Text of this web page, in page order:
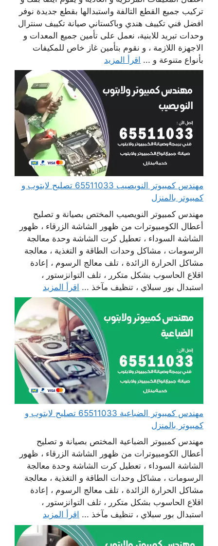
تركيب جميع القطع التالفة واستبدالها بقطع جديدة نوفر
افضل فني تكييف هندي وباكستاني صيانة تكييف سنترال
وحدات تبريد للابنية، نعمل على تأمين جميع المعدات و
الاجهزة اللازمة ، و نقوم بتأمين غاز خاص للمكيفات
بأنواع متنوعة و ... اقرأ المزيد
مهندس كمبيوتر النويصيب 65511033 تصليح لابتوب و
كمبيوتر بالمنزل
مهندس كمبيوتر النويصيب المختص بصيانة و تصليح
أعطال الكومبيوترات من ظهور الشاشة الزرقاء ، ظهور
الشاشة السوداء ، تعطيل كرت الشاشة وحدة معالجة
الرسومات ، مشاكل وحدات الطاقة و التغذية ، معالجة
مشاكل الحرارة الزائدة ، تلف معالج الرسوم ، إعادة
اقلاع الحاسوب بشكل متكرر ، تلف التوانزستور ،
استبدال بور سبلاي ، تنظيف مآخذ ... اقرأ المزيد
مهندس كمبيوتر الضباعية 65511033 تصليح لابتوب و
كمبيوتر بالمنزل
مهندس كمبيوتر الضباعية المختص بصيانة و تصليح
أعطال الكومبيوترات من ظهور الشاشة الزرقاء ، ظهور
الشاشة السوداء ، تعطيل كرت الشاشة وحدة معالجة
الرسومات ، مشاكل وحدات الطاقة و التغذية ، معالجة
مشاكل الحرارة الزائدة ، تلف معالج الرسوم ، إعادة
اقلاع الحاسوب بشكل متكرر ، تلف التوانزستور ،
استبدال بور سبلاي ، تنظيف مآخذ ... اقرأ المزيد